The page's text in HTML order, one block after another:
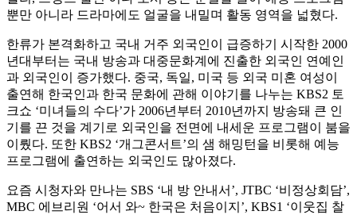
뿐만 아니라 드라마에도 얼굴을 내밀며 활동 영역을 넓혔다.
한류가 본격화하고 국내 거주 외국인이 급증하기 시작한 2000
년대부터는 국내 방송과 대중문화계에 진출한 외국인 연예인
과 외국인이 증가했다. 중국, 독일, 미국 등 외국 미혼 여성이
출연해 한국인과 한국 문화에 관해 이야기를 나누는 KBS2 토
크쇼 ‘미녀들의 수다’가 2006년부터 2010년까지 방송돼 큰 인
기를 끈 것을 계기로 외국인을 전면에 내세운 프로그램이 붐을
이뤘다. 또한 KBS2 ‘개그콘서트’의 샘 해밍턴을 비롯해 예능
프로그램에 출연하는 외국인도 많아졌다.
요즘 시청자와 만나는 SBS ‘내 방 안내서’, JTBC ‘비정상회담’,
MBC 에브리원 ‘어서 와~ 한국은 처음이지’, KBS1 ‘이웃집 찰